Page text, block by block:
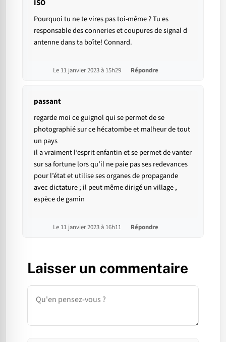
ISO
Pourquoi tu ne te vires pas toi-même ? Tu es
responsable des conneries et coupures de signal d
antenne dans ta boîte! Connard.
Le 11 janvier 2023 à 15h29 Répondre
passant
regarde moi ce guignol qui se permet de se
photographié sur ce hécatombe et malheur de tout
un pays
il a vraiment l’esprit enfantin et se permet de vanter
sur sa fortune lors qu’il ne paie pas ses redevances
pour l’état et utilise ses organes de propagande
avec dictature ; il peut même dirigé un village ,
espèce de gamin
Le 11 janvier 2023 à 16h11 Répondre
Laisser un commentaire
Commentaire